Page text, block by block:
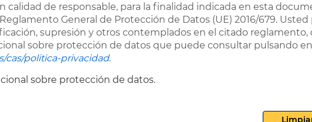
calidad de responsable, para la finalidad indicada en esta
General de Protección de Datos (UE) 2016/679.
supresión y otros contemplados en el citado reglamento,
sobre protección de datos que puede consultar pulsando
cas/politica-privacidad.
sobre protección de datos.